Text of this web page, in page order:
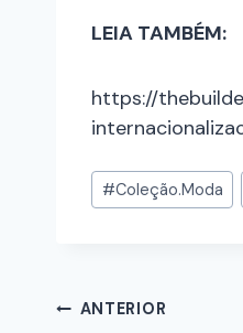
LEIA TAMBÉM:
https://
#Coleção.Moda
ANTERIOR